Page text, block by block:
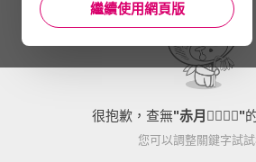
很抱歉，查無"赤月"
您可以調整關鍵字試
繼續使用網頁版